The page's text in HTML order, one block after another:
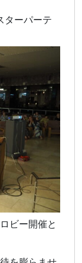
ターパーテ
ビー開催と